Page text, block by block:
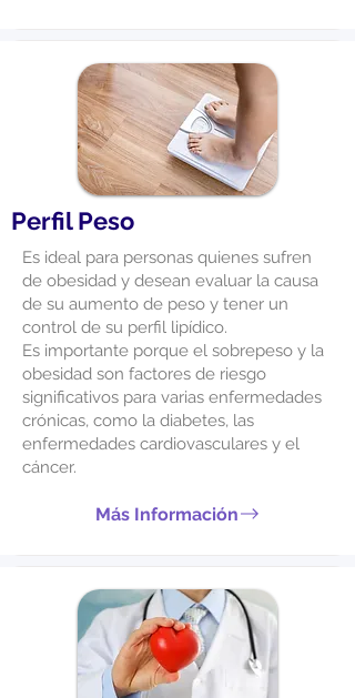
Perfil Peso
Es ideal para personas quienes sufren
de obesidad y desean evaluar la causa
de su aumento de peso y tener un
control de su perfil lipídico.
Es importante porque el sobrepeso y la
obesidad son factores de riesgo
significativos para varias enfermedades
crónicas, como la diabetes, las
enfermedades cardiovasculares y el
cáncer.
Más Información